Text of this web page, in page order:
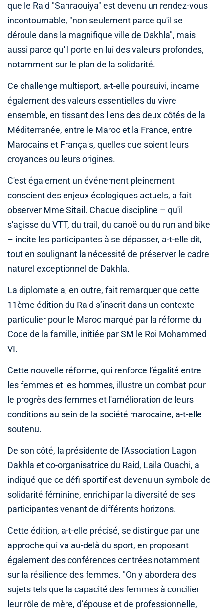
que le Raid "Sahraouiya" est devenu un rendez-vous
incontournable, "non seulement parce qu'il se
déroule dans la magnifique ville de Dakhla", mais
aussi parce qu'il porte en lui des valeurs profondes,
notamment sur le plan de la solidarité.
Ce challenge multisport, a-t-elle poursuivi, incarne
également des valeurs essentielles du vivre
ensemble, en tissant des liens des deux côtés de la
Méditerranée, entre le Maroc et la France, entre
Marocains et Français, quelles que soient leurs
croyances ou leurs origines.
C'est également un événement pleinement
conscient des enjeux écologiques actuels, a fait
observer Mme Sitail. Chaque discipline – qu'il
s'agisse du VTT, du trail, du canoë ou du run and bike
– incite les participantes à se dépasser, a-t-elle dit,
tout en soulignant la nécessité de préserver le cadre
naturel exceptionnel de Dakhla.
La diplomate a, en outre, fait remarquer que cette
11ème édition du Raid s’inscrit dans un contexte
particulier pour le Maroc marqué par la réforme du
Code de la famille, initiée par SM le Roi Mohammed
VI.
Cette nouvelle réforme, qui renforce l’égalité entre
les femmes et les hommes, illustre un combat pour
le progrès des femmes et l'amélioration de leurs
conditions au sein de la société marocaine, a-t-elle
soutenu.
De son côté, la présidente de l'Association Lagon
Dakhla et co-organisatrice du Raid, Laila Ouachi, a
indiqué que ce défi sportif est devenu un symbole de
solidarité féminine, enrichi par la diversité de ses
participantes venant de différents horizons.
Cette édition, a-t-elle précisé, se distingue par une
approche qui va au-delà du sport, en proposant
également des conférences centrées notamment
sur la résilience des femmes. "On y abordera des
sujets tels que la capacité des femmes à concilier
leur rôle de mère, d’épouse et de professionnelle,